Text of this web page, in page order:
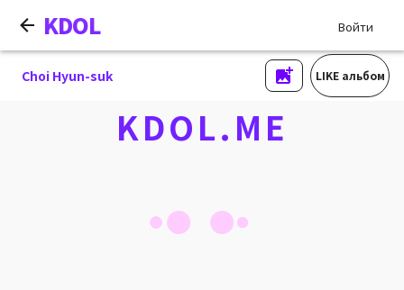
KDOL Войти
Choi Hyun-suk LIKE альбом
KDOL.ME